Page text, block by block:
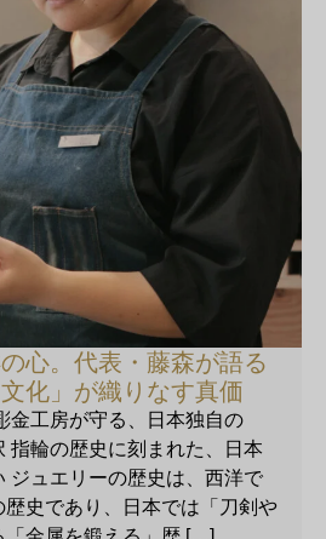
心。代表・藤森が語る
文化」が織りなす真価
工房が守る、日本独自の
指輪の歴史に刻まれた、日本
ジュエリーの歴史は、西洋で
史であり、日本では「刀剣や